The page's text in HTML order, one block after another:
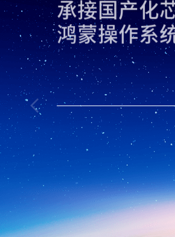
承接国产化
鸿蒙操作系